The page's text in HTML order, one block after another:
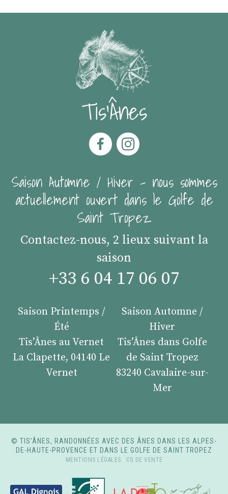
Tis'Ânes
Saison Automne / Hiver - nous sommes
actuellement ouvert dans le Golfe de
Saint Tropez
Contactez-nous, 2 lieux suivant la
saison
+33 6 04 17 06 07
Saison Printemps /
Été
Tis’Ânes au Vernet
La Clapette, 04140 Le
Vernet
Saison Automne /
Hiver
Tis’Ânes dans Golfe
de Saint Tropez
83240 Cavalaire-sur-
Mer
© TIS’ÂNES, RANDONNÉES AVEC DES ÂNES DANS LES ALPES-
DE-HAUTE-PROVENCE ET DANS LE GOLFE DE SAINT TROPEZ
MENTIONS LÉGALES - CG DE VENTE